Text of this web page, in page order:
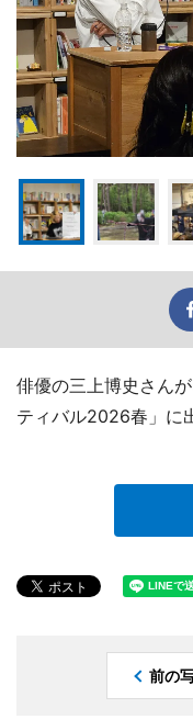
俳優の三上博史さん
ティバル2026春」に
前の